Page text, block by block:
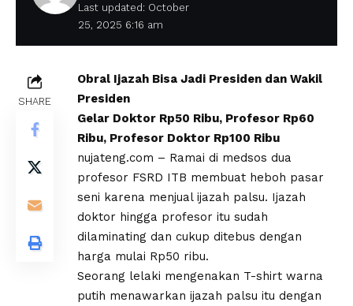
Last updated: October
25, 2025 6:16 am
SHARE
Obral Ijazah Bisa Jadi Presiden dan Wakil
Presiden
Gelar Doktor Rp50 Ribu, Profesor Rp60
Ribu, Profesor Doktor Rp100 Ribu
nujateng.com – Ramai di medsos dua
profesor FSRD ITB membuat heboh pasar
seni karena menjual ijazah palsu. Ijazah
doktor hingga profesor itu sudah
dilaminating dan cukup ditebus dengan
harga mulai Rp50 ribu.
Seorang lelaki mengenakan T-shirt warna
putih menawarkan ijazah palsu itu dengan